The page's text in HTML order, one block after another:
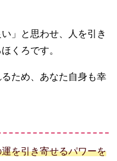
」と思わせ、人を引き
くろです。
ため、あなた自身も幸
を引き寄せるパワーを